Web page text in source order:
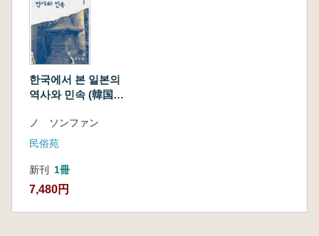
한국에서 본 일본의
역사와 민속 (韓国か
民俗)
ノ ソンファン
民俗苑
新刊 1冊
7,480円